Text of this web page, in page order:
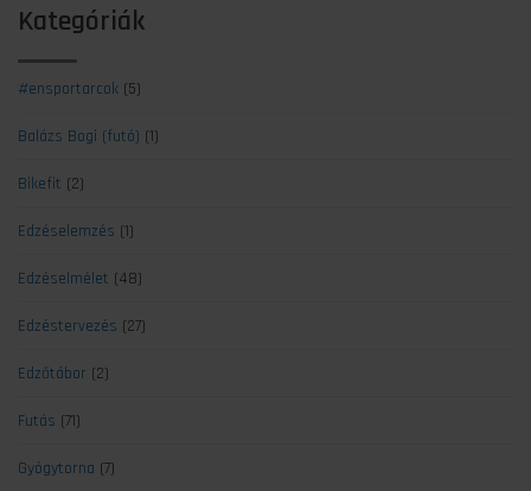
Kategóriák
#ensportarcok (5)
Balázs Bogi (futó) (1)
Bikefit (2)
Edzéselemzés (1)
Edzéselmélet (48)
Edzéstervezés (27)
Edzőtábor (2)
Futás (71)
Gyógytorna (7)